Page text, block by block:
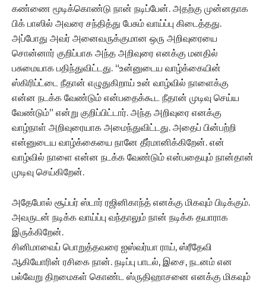
கண்ணை மூடிக்கொண்டு நான் நடிப்பேன். அதற்கு முன்னதாக
பிக் பாஸில் அவரை சந்தித்து பேசும் வாய்ப்பு கிடைத்தது.
அப்போது அவர் அனைவருக்குமான ஒரு அறிவுரையை
சொன்னார் குறிப்பாக அந்த அறிவுரை எனக்கு மனதில்
பசுமையாக பதிந்துவிட்டது. “உன்னுடைய வாழ்க்கையின்
ஸ்கிரிப்ட்டை நீதான் எழுதுகிறாய் உன் வாழ்வில் நாளைக்கு
என்ன நடக்க வேண்டும் என்பதைக்கூட நீதான் முடிவு செய்ய
வேண்டும்” என்று குறிப்பிட்டார். அந்த அறிவுரை எனக்கு
வாழ்நாள் அறிவுரையாக அமைந்துவிட்டது. அதைப் பின்பற்றி
என்னுடைய வாழ்க்கையை நானே தீர்மானிக்கிறேன். என்
வாழ்வில் நாளை என்ன நடக்க வேண்டும் என்பதையும் நான்தான்
முடிவு செய்கிறேன்.
அதேபோல் சூப்பர் ஸ்டார் ரஜினிகாந்த் எனக்கு மிகவும் பிடிக்கும்.
அவருடன் நடிக்க வாய்ப்பு வந்தாலும் நான் நடிக்க தயாராக
இருக்கிறேன்.
சினிமாவைப் பொறுத்தவரை ஐஸ்வர்யா ராய், ஸ்ரீதேவி
ஆகியோரின் ரசிகை நான். நடிப்பு பாடல், இசை, நடனம் என
பல்வேறு திறமைகள் கொண்ட ஸ்ருதிஹாசனை எனக்கு மிகவும்